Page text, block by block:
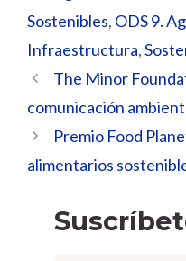
Sostenibles, ODS 9.
Infraestructura,
The Minor
comunicación
Premio Food
alimentarios